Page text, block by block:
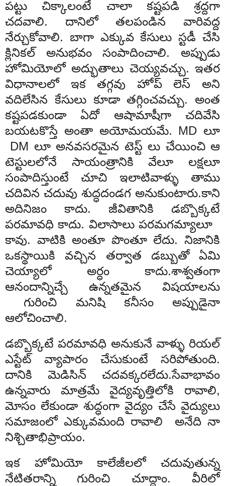
పట్టు చిక్కాలంటే చాలా కష్టపడి శ్రద్దగా
చదవాలి. దానిలో తలపండిన వారివద్ద
నేర్చుకోవాలి. బాగా ఎక్కువ కేసులు స్టడీ చేసి
క్లినికల్ అనుభవం సంపాదించాలి. అప్పుడు
హోమియోలో అద్భుతాలు చెయ్యవచ్చు. ఇతర
విధానాలలో ఇక తగ్గవు హోప్ లెస్ అని
వదిలేసిన కేసులు కూడా తగ్గించవచ్చు. అంత
కష్టపడకుండా ఏదో ఆషామాషీగా చదివేసి
బయటకొస్తే అంతా అయోమయమే. MD లూ
DM లూ అనవసరమైన టెస్ట్ లు చేయించి ఆ
టెస్టులలోనే సాయంత్రానికి వేలూ లక్షలూ
సంపాదిస్తుంటే చూచి ఇలాటివాళ్ళు తాము
చదివిన చదువు శుద్ధదండగ అనుకుంటారు.కాని
అదినిజం కాదు. జీవితానికి డబ్బొక్కటే
పరమావధి కాదు. విలాసాలు పరమగమ్యాలూ
కావు. వాటికి అంతూ పొంతూ లేదు. నిజానికి
ఒకస్థాయికి వచ్చిన తర్వాత డబ్బుతో ఏమి
చెయ్యాలో అర్ధం కాదు.శాశ్వతంగా
ఆనందాన్నిచ్చే ఉన్నతమైన విషయాలను
గురించి మనిషి కనీసం అప్పుడైనా
ఆలోచించాలి.
డబ్బొక్కటే పరమావధి అనుకునే వాళ్ళు రియల్
ఎస్టేట్ వ్యాపారం చేసుకుంటే సరిపోతుంది.
దానికి మెడిసిన్ చదవక్కరలేదు.సేవాభావం
ఉన్నవారు మాత్రమే వైద్యవృత్తిలోకి రావాలి,
మోసం లేకుండా శుద్ధంగా వైద్యం చేసే వైద్యులు
సమాజంలో ఎక్కువమంది రావాలి అనేది నా
నిశ్చితాభిప్రాయం.
ఇక హోమియో కాలేజీలలో చదువుతున్న
నేటితరాన్ని గురించి చూద్దాం. వీరిలో